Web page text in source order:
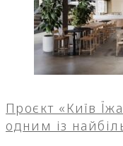
Проєкт «Київ
одним із